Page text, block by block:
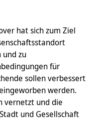
hat sich zum Ziel
zu
für
sollen verbessert
werden.
vernetzt und die
und Gesellschaft